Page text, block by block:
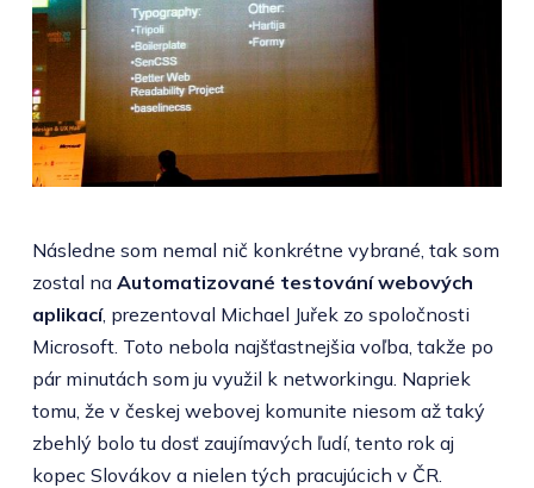
Následne som nemal nič konkrétne vybrané, tak som
zostal na Automatizované testování webových
aplikací, prezentoval Michael Juřek zo spoločnosti
Microsoft. Toto nebola najšťastnejšia voľba, takže po
pár minutách som ju využil k networkingu. Napriek
tomu, že v českej webovej komunite niesom až taký
zbehlý bolo tu dosť zaujímavých ľudí, tento rok aj
kopec Slovákov a nielen tých pracujúcich v ČR.